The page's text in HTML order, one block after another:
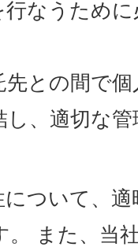
なうため
先との間で
し、適切な
ついて、
また、当